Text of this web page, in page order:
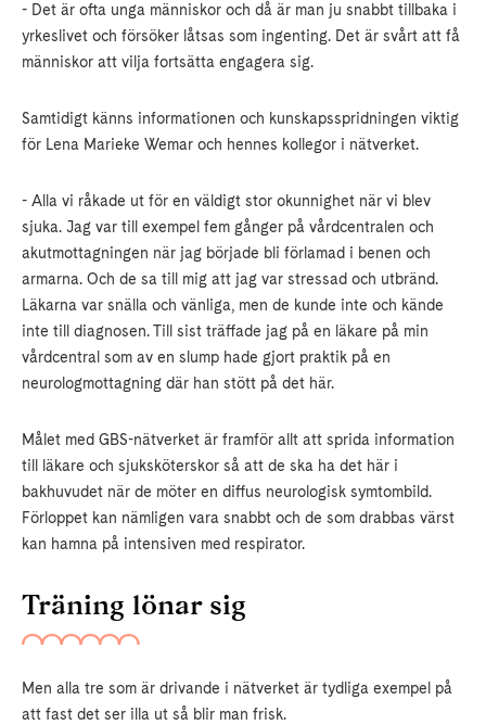
- Det är ofta unga människor och då är man ju snabbt tillbaka i
yrkeslivet och försöker låtsas som ingenting. Det är svårt att få
människor att vilja fortsätta engagera sig.
Samtidigt känns informationen och kunskapsspridningen viktig
för Lena Marieke Wemar och hennes kollegor i nätverket.
- Alla vi råkade ut för en väldigt stor okunnighet när vi blev
sjuka. Jag var till exempel fem gånger på vårdcentralen och
akutmottagningen när jag började bli förlamad i benen och
armarna. Och de sa till mig att jag var stressad och utbränd.
Läkarna var snälla och vänliga, men de kunde inte och kände
inte till diagnosen. Till sist träffade jag på en läkare på min
vårdcentral som av en slump hade gjort praktik på en
neurologmottagning där han stött på det här.
Målet med GBS-nätverket är framför allt att sprida information
till läkare och sjuksköterskor så att de ska ha det här i
bakhuvudet när de möter en diffus neurologisk symtombild.
Förloppet kan nämligen vara snabbt och de som drabbas värst
kan hamna på intensiven med respirator.
Träning lönar sig
Men alla tre som är drivande i nätverket är tydliga exempel på
att fast det ser illa ut så blir man frisk.